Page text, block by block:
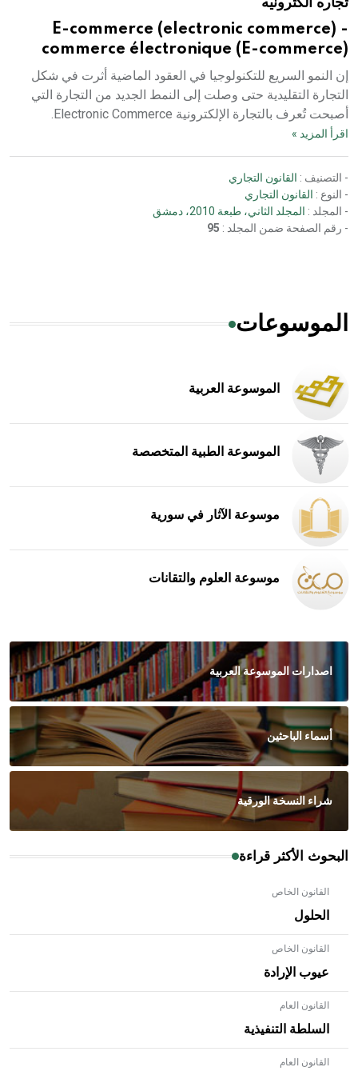
تجاره الكترونيه
E-commerce (electronic commerce) -
commerce électronique (E-commerce)
إن النمو السريع للتكنولوجيا في العقود الماضية أثرت في شكل
التجارة التقليدية حتى وصلت إلى النمط الجديد من التجارة التي
أصبحت تُعرف بالتجارة الإلكترونية Electronic Commerce.
اقرأ المزيد »
- التصنيف : القانون التجاري
- النوع : القانون التجاري
- المجلد : المجلد الثاني، طبعة 2010، دمشق
- رقم الصفحة ضمن المجلد : 95
الموسوعات
الموسوعة العربية
الموسوعة الطبية المتخصصة
موسوعة الآثار في سورية
موسوعة العلوم والتقانات
اصدارات الموسوعة العربية
أسماء الباحثين
شراء النسخة الورقية
البحوث الأكثر قراءة
القانون الخاص
الحلول
القانون الخاص
عيوب الإرادة
القانون العام
السلطة التنفيذية
القانون العام
- هل تعلم أن الأبلق نوع من الفنون الهندسية التي ارتبطت